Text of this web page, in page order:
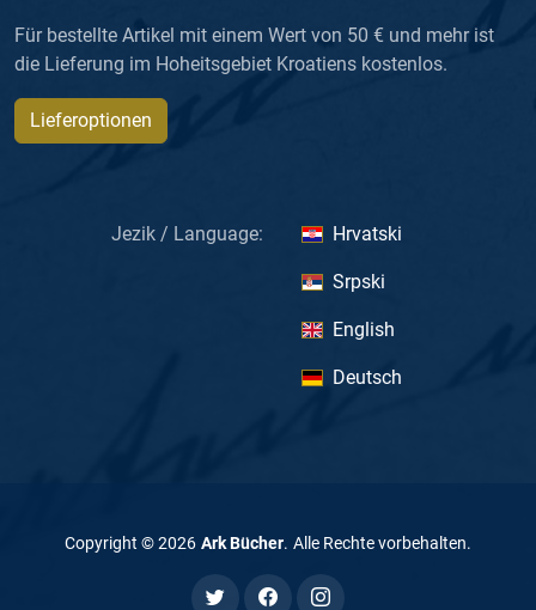
Für bestellte Artikel mit einem Wert von 50 € und mehr ist
die Lieferung im Hoheitsgebiet Kroatiens kostenlos.
Lieferoptionen
Jezik / Language: Hrvatski
Srpski
English
Deutsch
Copyright ©2026 Ark Bücher. Alle Rechte vorbehalten.